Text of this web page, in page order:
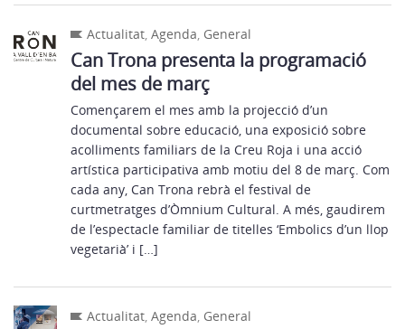
Actualitat,Agenda, General
Can Trona presenta la programació
del mes de març
Començarem el mes amb la projecció d’un
documental sobre educació, una exposició sobre
acolliments familiars de la Creu Roja i una acció
artística participativa amb motiu del 8 de març. Com
cada any, Can Trona rebrà el festival de
curtmetratges d’Òmnium Cultural. A més, gaudirem
de l’espectacle familiar de titelles ‘Embolics d’un llop
vegetarià’ i […]
Actualitat,Agenda, General